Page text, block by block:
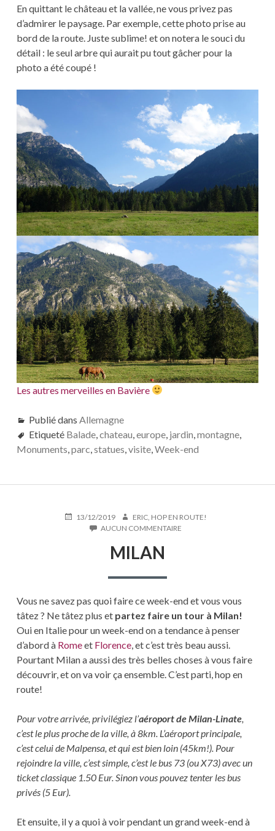
En quittant le château et la vallée, ne vous privez pas
d’admirer le paysage. Par exemple, cette photo prise au
bord de la route. Juste sublime! et on notera le souci du
détail : le seul arbre qui aurait pu tout gâcher pour la
photo a été coupé !
Les autres merveilles en Bavière
Publié dans Allemagne
Etiqueté Balade, chateau europe, jardin montagne,
Monuments parc statues visite, Week-end
PUBLIÉ13/12/2019 AUTEUR
ERIC, HOP EN ROUTE!
AUCUN COMMENTAIRE
MILAN
Vous ne savez pas quoi faire ce week-end et vous vous
tâtez ? Ne tâtez plus et partez faire un tour à Milan!
Oui en Italie pour un week-end on a tendance à penser
d’abord à Romeet Florence, et c’est très beau aussi.
Pourtant Milan a aussi des très belles choses à vous faire
découvrir, et on va voir ça ensemble. C’est parti, hop en
route!
Pour votre arrivée, privilégiez l’aéroport de Milan-Linate,
c’est le plus proche de la ville, à 8km. L’aéroport principale,
c’est celui de Malpensa, et qui est bien loin (45km!). Pour
rejoindre la ville, c’est simple, c’est le bus 73 (ou X73) avec un
ticket classique 1.50 Eur. Sinon vous pouvez tenter les bus
privés (5 Eur).
Et ensuite, il y a quoi à voir pendant un grand week-end à